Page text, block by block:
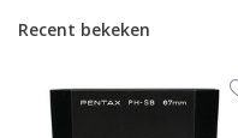
Recent bekeken